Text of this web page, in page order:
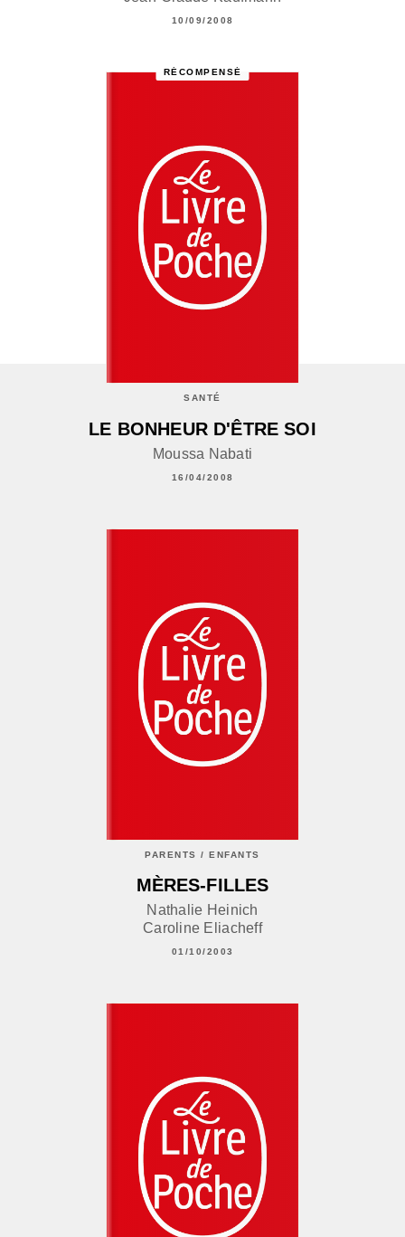
10/09/2008
RÉCOMPENSÉ
SANTÉ
LE BONHEUR D'ÊTRE SOI
Moussa Nabati
16/04/2008
PARENTS / ENFANTS
MÈRES-FILLES
Nathalie Heinich
Caroline Eliacheff
01/10/2003